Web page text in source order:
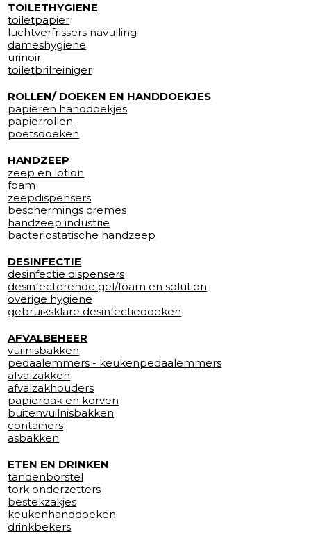
TOILETHYGIENE
toiletpapier
luchtverfrissers navulling
dameshygiene
urinoir
toiletbrilreiniger
ROLLEN/ DOEKEN EN HANDDOEKJES
papieren handdoekjes
papierrollen
poetsdoeken
HANDZEEP
zeep en lotion
foam
zeepdispensers
beschermings cremes
handzeep industrie
bacteriostatische handzeep
DESINFECTIE
desinfectie dispensers
desinfecterende gel/foam en solution
overige hygiene
gebruiksklare desinfectiedoeken
AFVALBEHEER
vuilnisbakken
pedaalemmers - keukenpedaalemmers
afvalzakken
afvalzakhouders
papierbak en korven
buitenvuilnisbakken
containers
asbakken
ETEN EN DRINKEN
tandenborstel
tork onderzetters
bestekzakjes
keukenhanddoeken
drinkbekers